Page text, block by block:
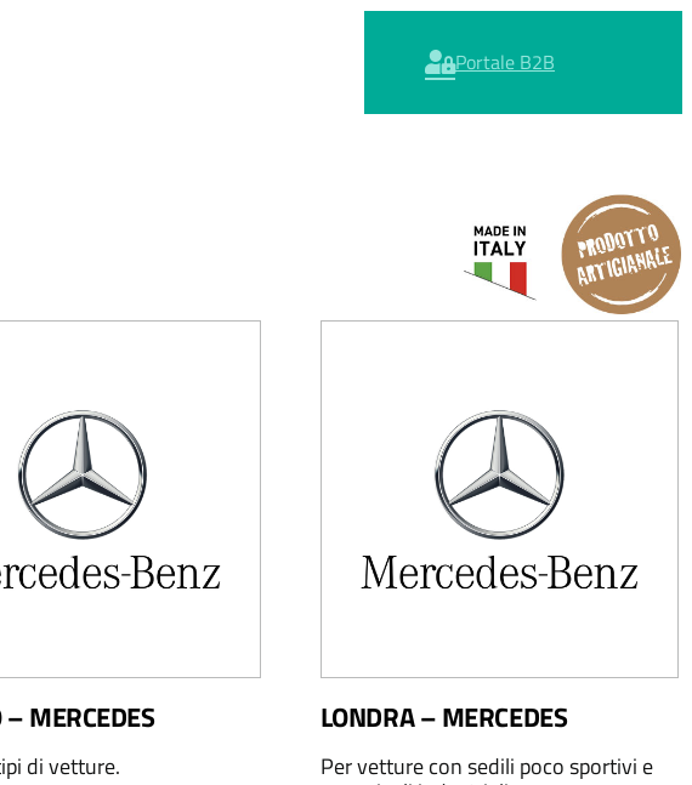
Portale B2B
MERCEDES
di vetture.
LONDRA – MERCEDES
Per vetture con sedili poco sportivi e